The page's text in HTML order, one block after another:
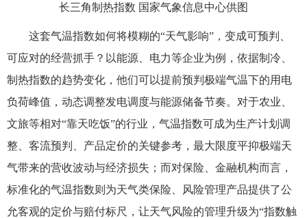
长三角制热指数 国家气象信息中心供图
这套气温指数如何将模糊的“天气影响”，变成可预判、
可应对的经营抓手？以能源、电力等企业为例，依据制冷、
制热指数的趋势变化，他们可以提前预判极端气温下的用电
负荷峰值，动态调整发电调度与能源储备节奏。对于农业、
文旅等相对“靠天吃饭”的行业，气温指数可成为生产计划调
整、客流预判、产品定价的关键参考，最大限度平抑极端天
气带来的营收波动与经济损失；而对保险、金融机构而言，
标准化的气温指数则为天气类保险、风险管理产品提供了公
允客观的定价与赔付标尺，让天气风险的管理升级为“指数触